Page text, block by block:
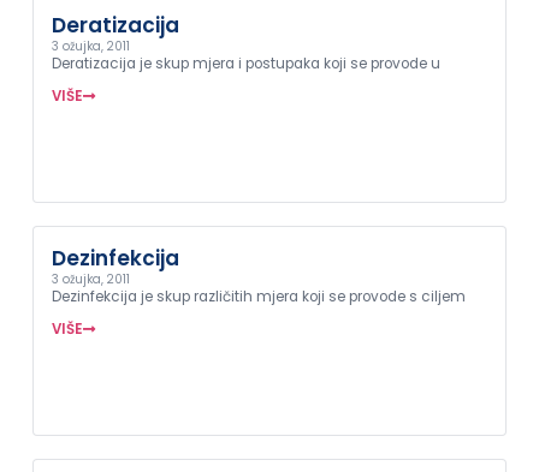
Deratizacija
3 ožujka, 2011
Deratizacija je skup mjera i postupaka koji se provode u
VIŠE
Dezinfekcija
3 ožujka, 2011
Dezinfekcija je skup različitih mjera koji se provode s ciljem
VIŠE